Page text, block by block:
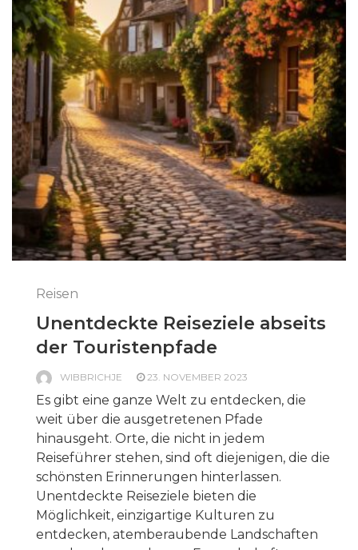
Reisen
Unentdeckte Reiseziele abseits
der Touristenpfade
WIBBRICHJE 23. NOVEMBER 2023
Es gibt eine ganze Welt zu entdecken, die
weit über die ausgetretenen Pfade
hinausgeht. Orte, die nicht in jedem
Reiseführer stehen, sind oft diejenigen, die die
schönsten Erinnerungen hinterlassen.
Unentdeckte Reiseziele bieten die
Möglichkeit, einzigartige Kulturen zu
entdecken, atemberaubende Landschaften